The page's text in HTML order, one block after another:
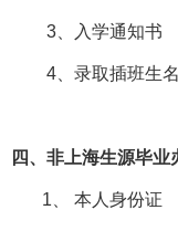
3 、入学通知书
4 、录取插班生
四、非上海生源毕
1、 本人身份证